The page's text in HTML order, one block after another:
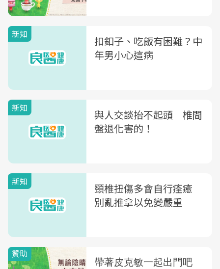
新知
扣釦子、吃飯有困難？中
年男小心這病
新知
與人交談抬不起頭 椎間
盤退化害的！
新知
頸椎扭傷多會自行痊癒
別亂推拿以免變嚴重